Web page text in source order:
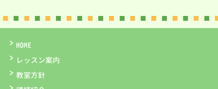
HOME
レッスン案内
教室方針